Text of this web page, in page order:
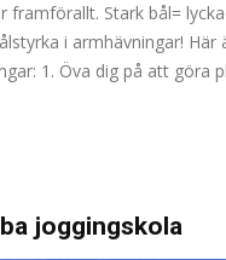
framförallt. Stark bål=
i armhävningar! Här
1. Öva dig på att göra
joggingskola